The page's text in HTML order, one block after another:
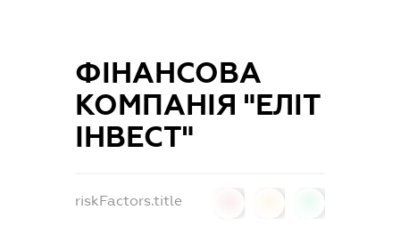
ФІНАНСОВА
КОМПАНІЯ "ЕЛІТ
ІНВЕСТ"
riskFactors.title